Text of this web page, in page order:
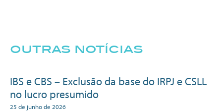
outras notícias
IBS e CBS – Exclusão da base do IRPJ e CSLL
no lucro presumido
25 de junho de 2026